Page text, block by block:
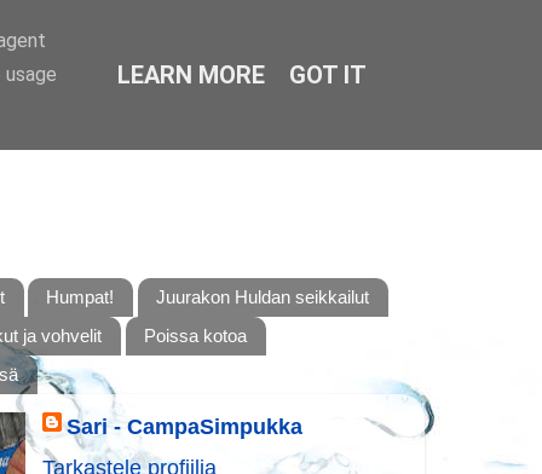
Humpat!
Juurakon Huldan seikkailut
ja vohvelit
Poissa kotoa
Sari - CampaSimpukka
Tarkastele profiilia
LEARN MORE GOT IT